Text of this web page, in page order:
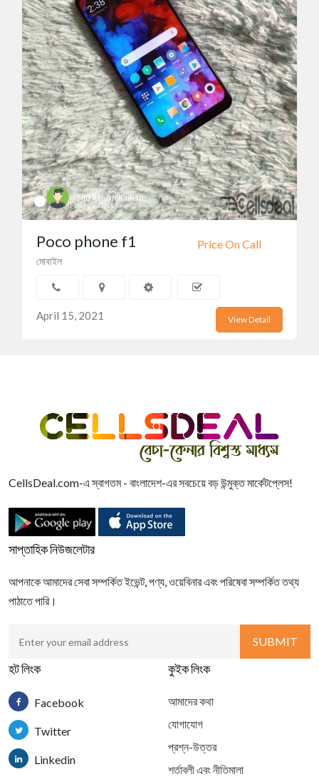
Md Raiyan Raihan
Price On Call
Poco phone f1
মোবাইল
April 15, 2021 View Detail
CellsDeal.com-এ স্বাগতম - বাংলাদেশ-এর সবচেয়ে বড় উন্মুক্ত মার্কেটপ্লেস!
সাপ্তাহিক নিউজলেটার
আপনাকে আমাদের সেবা সম্পর্কিত ইভেন্ট, পণ্য, ওয়েবিনার এবং পরিষেবা সম্পর্কিত তথ্য
পাঠাতে পারি।
হট লিংক
Facebook
Twitter
Linkedin
কুইক লিংক
আমাদের কথা
যোগাযোগ
প্রশ্ন-উত্তর
শর্তাবলী এবং নীতিমালা